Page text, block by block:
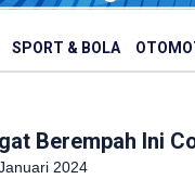
SPORT & BOLA
Berempah Ini
2024